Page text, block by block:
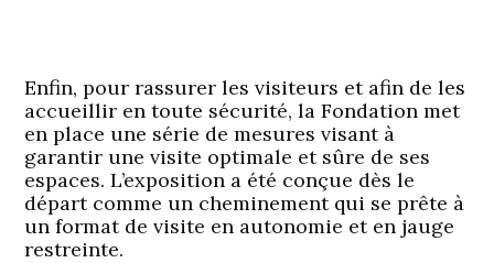
Enfin, pour rassurer les visiteurs et afin de les
accueillir en toute sécurité, la Fondation met
en place une série de mesures visant à
garantir une visite optimale et sûre de ses
espaces. L’exposition a été conçue dès le
départ comme un cheminement qui se prête à
un format de visite en autonomie et en jauge
restreinte.